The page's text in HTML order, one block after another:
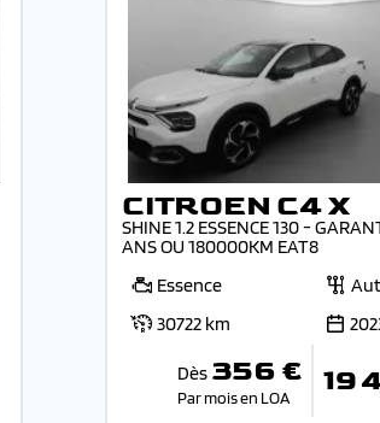
CITROEN C4 X
SHINE 1.2 ESSENCE 130 -
ANS OU 180000KM EAT8
Essence
30722 km
Dès 356 €
Par mois en LOA 19